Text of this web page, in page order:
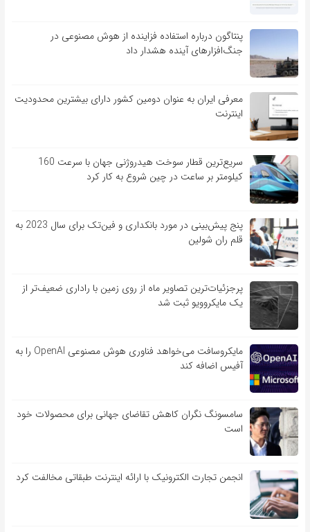
پنتاگون درباره استفاده فزاینده از هوش مصنوعی در
جنگ‌افزارهای آینده هشدار داد
معرفی ایران به عنوان دومین کشور دارای بیشترین محدودیت
اینترنت
سریع‌ترین قطار سوخت هیدروژنی جهان با سرعت 160
کیلومتر بر ساعت در چین شروع به کار کرد
پنج پیش‌بینی در مورد بانکداری و فین‌تک برای سال 2023 به
قلم ران شولین
پرجزئیات‌ترین تصاویر ماه از روی زمین با راداری ضعیف‌تر از
یک مایکروویو ثبت شد
مایکروسافت می‌خواهد فناوری هوش مصنوعی OpenAI را به
آفیس اضافه کند
سامسونگ نگران کاهش تقاضای جهانی برای محصولات خود
است
انجمن تجارت الکترونیک با ارائه اینترنت طبقاتی مخالفت کرد